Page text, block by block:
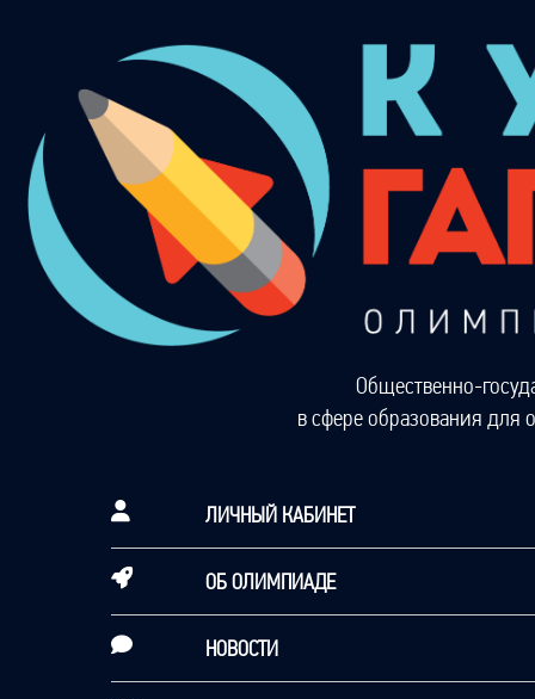
Общественно-
в сфере образования для
ЛИЧНЫЙ КАБИНЕТ
ОБ ОЛИМПИАДЕ
НОВОСТИ